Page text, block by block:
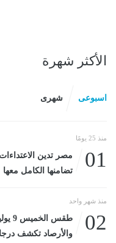
الأكثر شهرة
اسبوعى شهرى
منذ 25 يومًا
01
مصر تدين
تضامنها الكامل معها
منذ شهر واحد
02
والأرصاد تكشف درجات...اليوم